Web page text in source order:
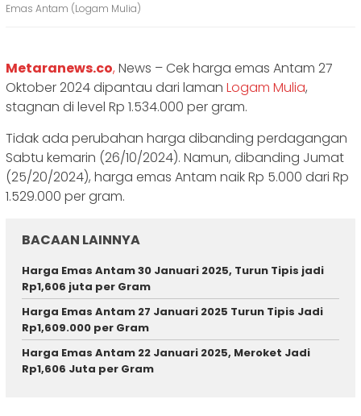
Emas Antam (Logam Mulia)
Metaranews.co, News – Cek harga emas Antam 27
Oktober 2024 dipantau dari laman Logam Mulia,
stagnan di level Rp 1.534.000 per gram.
Tidak ada perubahan harga dibanding perdagangan
Sabtu kemarin (26/10/2024). Namun, dibanding Jumat
(25/20/2024), harga emas Antam naik Rp 5.000 dari Rp
1.529.000 per gram.
BACAAN LAINNYA
Harga Emas Antam 30 Januari 2025, Turun Tipis jadi
Rp1,606 juta per Gram
Harga Emas Antam 27 Januari 2025 Turun Tipis Jadi
Rp1,609.000 per Gram
Harga Emas Antam 22 Januari 2025, Meroket Jadi
Rp1,606 Juta per Gram